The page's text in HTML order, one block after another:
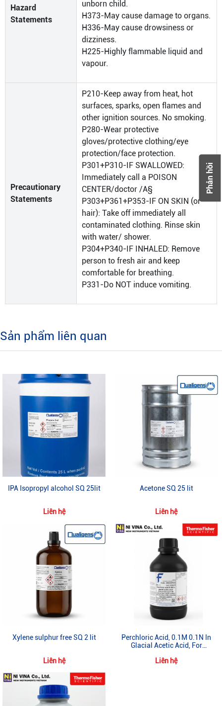
Hazard
Statements
unborn child.
H373-May cause damage to organs.
H336-May cause drowsiness or
dizziness.
H225-Highly flammable liquid and
vapour.
Precautionary
Statements
P210-Keep away from heat, hot
surfaces, sparks, open flames and
other ignition sources. No smoking.
P280-Wear protective
gloves/protective clothing/eye
protection/face protection.
P301+P310-IF SWALLOWED:
Immediately call a POISON
CENTER/doctor /A§
P303+P361+P353-IF ON SKIN (or
hair): Take off immediately all
contaminated clothing. Rinse skin
with water/ shower.
P304+P340-IF INHALED: Remove
person to fresh air and keep
comfortable for breathing.
P331-Do NOT induce vomiting.
Sản phẩm liên quan
IPA Isopropyl alcohol SQ 25lit
Liên hệ
Acetone SQ 25 lit
Liên hệ
Xylene sulphur free SQ 2 lit
Liên hệ
Perchloric Acid, 0.1M 0.1N In
Glacial Acetic Acid, For
Liên hệ
Phản hồi